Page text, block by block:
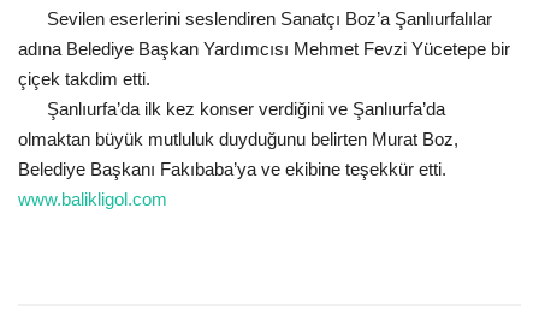
Sevilen eserlerini seslendiren Sanatçı Boz’a Şanlıurfalılar
adına Belediye Başkan Yardımcısı Mehmet Fevzi Yücetepe bir
çiçek takdim etti.
Şanlıurfa’da ilk kez konser verdiğini ve Şanlıurfa’da
olmaktan büyük mutluluk duyduğunu belirten Murat Boz,
Belediye Başkanı Fakıbaba’ya ve ekibine teşekkür etti.
www.balikligol.com